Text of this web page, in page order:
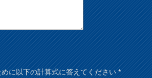
に以下の計算式に答えてください*